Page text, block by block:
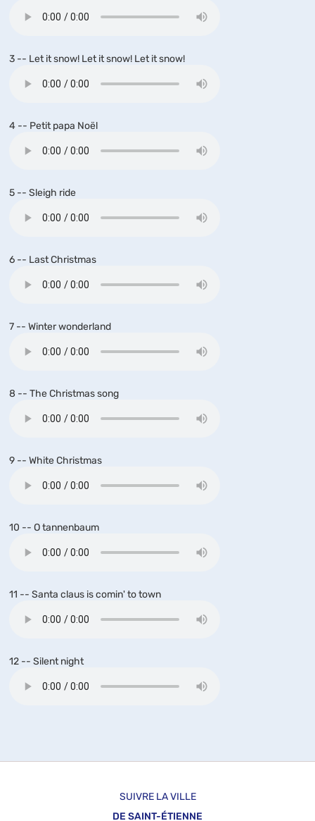
3 -- Let it snow! Let it snow! Let it snow!
4 -- Petit papa Noël
5 -- Sleigh ride
6 -- Last Christmas
7 -- Winter wonderland
8 -- The Christmas song
9 -- White Christmas
10 -- O tannenbaum
11 -- Santa claus is comin' to town
12 -- Silent night
SUIVRE LA VILLE
DE SAINT-ÉTIENNE